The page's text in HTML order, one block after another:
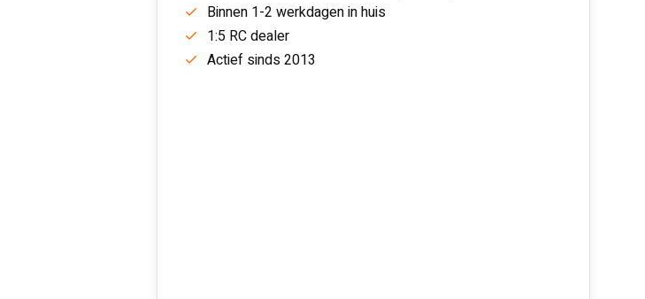
Binnen 1-2 werkdagen in huis
1:5 RC dealer
Actief sinds 2013